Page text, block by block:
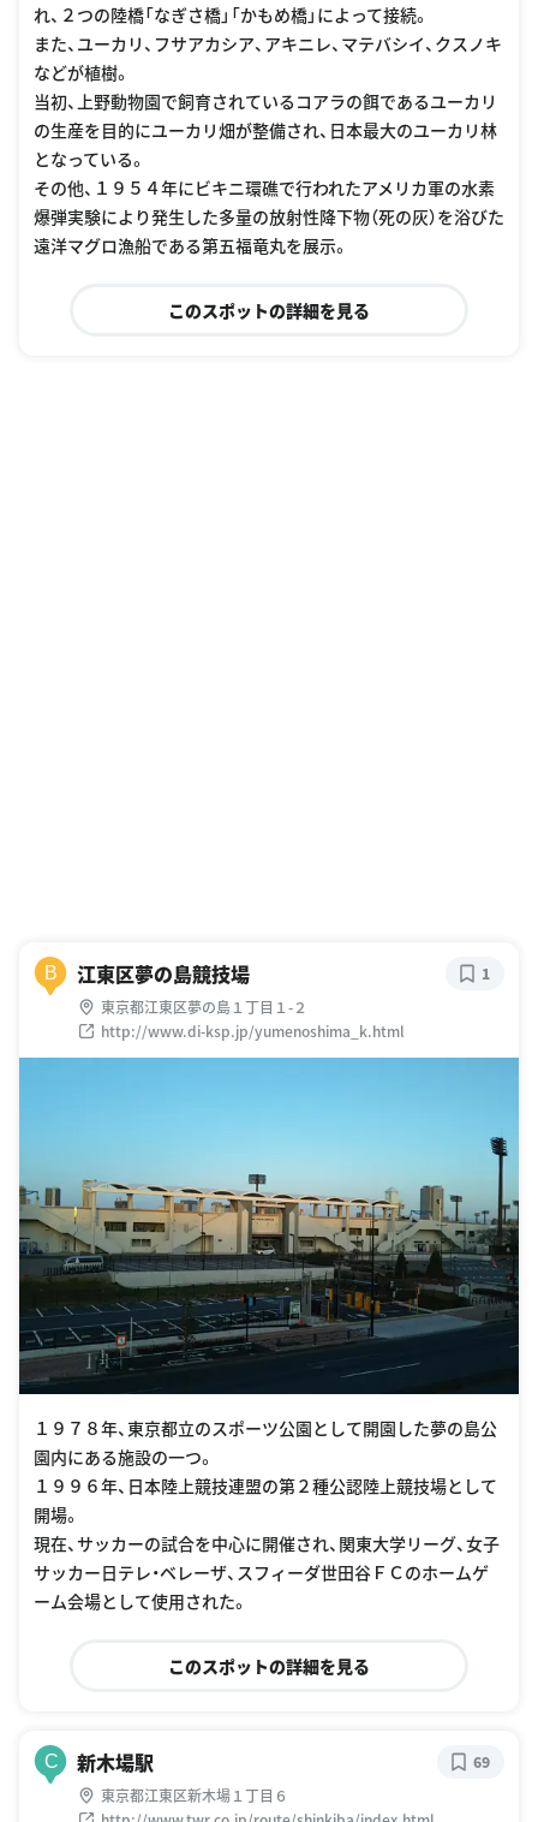
れ、２つの陸橋「なぎさ橋」「かもめ橋」によって接続。
また、ユーカリ、フサアカシア、アキニレ、マテバシイ、クスノキ
などが植樹。
当初、上野動物園で飼育されているコアラの餌であるユーカリ
の生産を目的にユーカリ畑が整備され、日本最大のユーカリ林
となっている。
その他、１９５４年にビキニ環礁で行われたアメリカ軍の水素
爆弾実験により発生した多量の放射性降下物（死の灰）を浴びた
遠洋マグロ漁船である第五福竜丸を展示。
このスポットの詳細を見る
B 江東区夢の島競技場
東京都江東区夢の島１丁目１-２
http://www.di-ksp.jp/yumenoshima_k.html
1
１９７８年、東京都立のスポーツ公園として開園した夢の島公
園内にある施設の一つ。
１９９６年、日本陸上競技連盟の第２種公認陸上競技場として
開場。
現在、サッカーの試合を中心に開催され、関東大学リーグ、女子
サッカー日テレ・ベレーザ、スフィーダ世田谷ＦＣのホームゲ
ーム会場として使用された。
このスポットの詳細を見る
C 新木場駅
東京都江東区新木場１丁目６
69